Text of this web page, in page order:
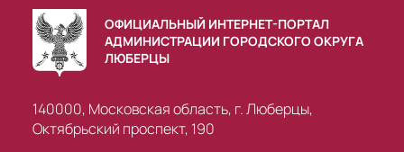
ОФИЦИАЛЬНЫЙ ИНТЕРНЕТ-ПОРТАЛ
АДМИНИСТРАЦИИ ГОРОДСКОГО ОКРУГА
ЛЮБЕРЦЫ
140000, Московская область, г. Люберцы,
Октябрьский проспект, 190